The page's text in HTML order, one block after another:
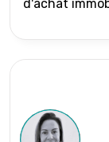
d'achat